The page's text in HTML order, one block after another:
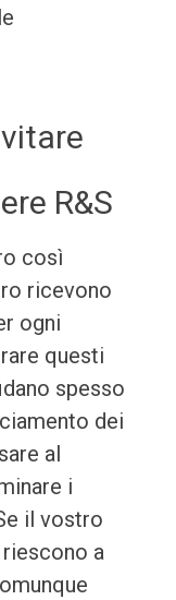
R&S
così
ricevono
ogni
questi
spesso
dei
al
i
il vostro
a